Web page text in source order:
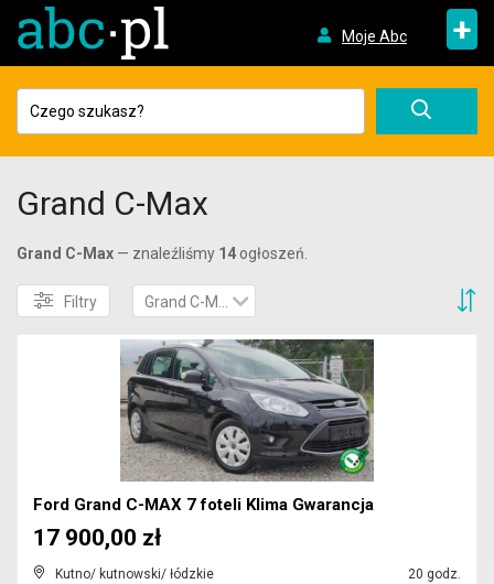
Moje Abc +
Grand C-Max
Grand C-Max — znaleźliśmy 14 ogłoszeń.
Filtry Grand C-Max
Ford Grand C-MAX 7 foteli Klima Gwarancja
Kutno/ kutnowski/ łódzkie 20 godz.
17 900,00 zł